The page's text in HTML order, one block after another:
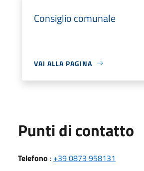
Consiglio comunale
VAI ALLA PAGINA
Punti di contatto
Telefono : +39 0873 958131